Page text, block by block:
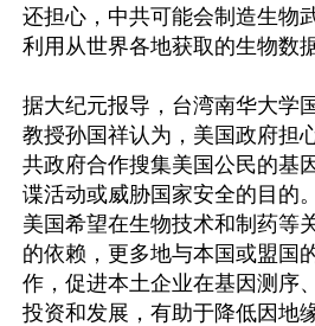
还担心，中共可能会制造生物
利用从世界各地获取的生物数据
据大纪元报导，台湾南华大学
教授孙国祥认为，美国政府担
共政府合作搜集美国公民的基
谍活动或威胁国家安全的目的
美国希望在生物技术和制药等
的依赖，更多地与本国或盟国
作，促进本土企业在基因测序
投资和发展，有助于降低因地